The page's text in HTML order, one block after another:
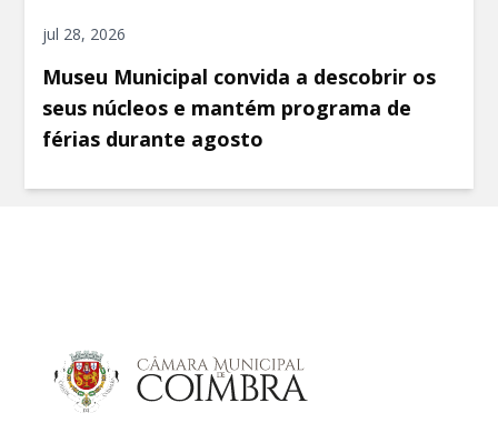
jul 28, 2026
Museu Municipal convida a descobrir os
seus núcleos e mantém programa de
férias durante agosto